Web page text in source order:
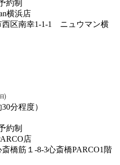
制
横浜店
幸1-1-1 ニュウマン横
分程度）
制
店
-8-3心斎橋PARCO1階